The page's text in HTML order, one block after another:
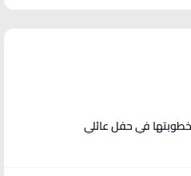
خطوبتها في حفل عائلي